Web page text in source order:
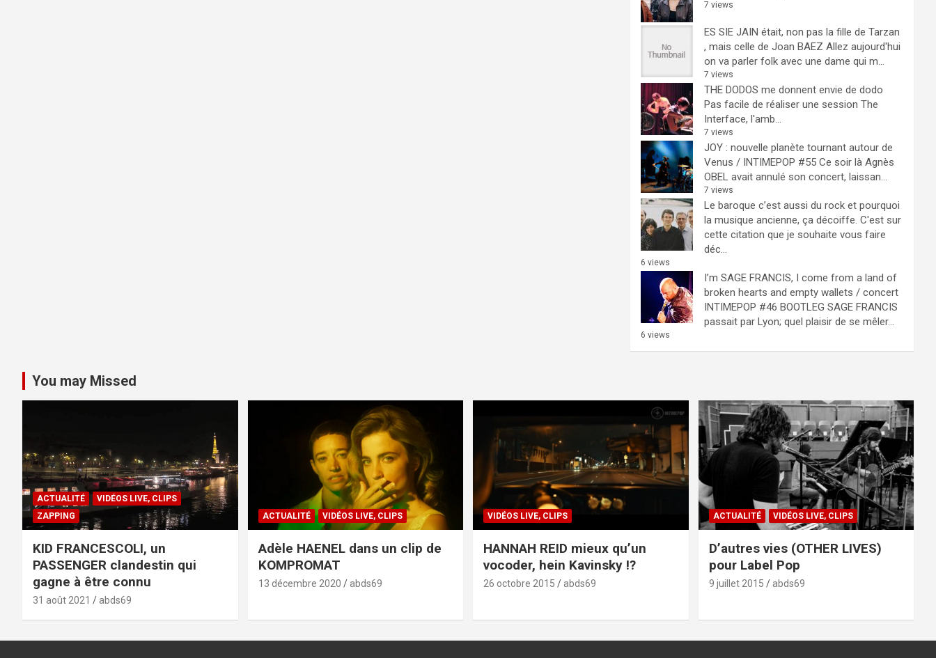
7 views
ES SIE JAIN était, non pas la fille de Tarzan
, mais celle de Joan BAEZ Allez aujourd'hui
on va parler folk avec une dame qui m...
7 views
THE DODOS me donnent envie de dodo
Pas facile de réaliser une session The
Interface, l'amb...
7 views
JOY : nouvelle planète tournant autour de
Venus / INTIMEPOP #55 Ce soir là Agnès
OBEL avait annulé son concert, laissan...
7 views
Le baroque c’est aussi du rock et pourquoi
la musique ancienne, ça décoiffe. C'est sur
cette citation que je souhaite vous faire
déc...
6 views
I’m SAGE FRANCIS, I come from a land of
broken hearts and empty wallets / concert
INTIMEPOP #46 BOOTLEG SAGE FRANCIS
passait par Lyon; quel plaisir de se mêler...
6 views
You may Missed
ACTUALITÉ
VIDÉOS LIVE, CLIPS
ZAPPING
KID FRANCESCOLI, un
PASSENGER clandestin qui
gagne à être connu
31 août 2021 abds69
ACTUALITÉ VIDÉOS LIVE, CLIPS
Adèle HAENEL dans un clip de
KOMPROMAT
13 décembre 2020 abds69
VIDÉOS LIVE, CLIPS
HANNAH REID mieux qu’un
vocoder, hein Kavinsky !?
26 octobre 2015 abds69
ACTUALITÉ VIDÉOS LIVE, CLIPS
D’autres vies (OTHER LIVES)
pour Label Pop
9 juillet 2015 abds69